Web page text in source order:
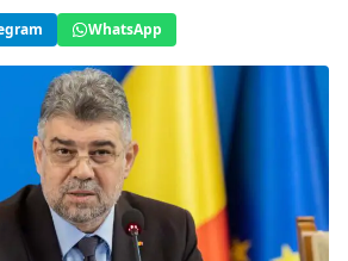
WhatsApp